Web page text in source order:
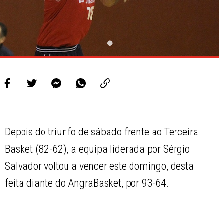
Depois do triunfo de sábado frente ao Terceira
Basket (82-62), a equipa liderada por Sérgio
Salvador voltou a vencer este domingo, desta
feita diante do AngraBasket, por 93-64.